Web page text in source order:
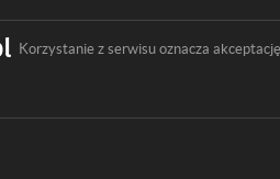
Korzystanie z serwisu oznacza akceptację